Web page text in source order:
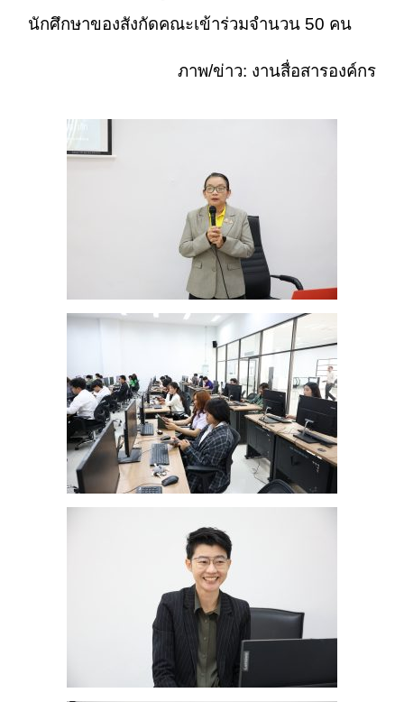
นักศึกษาของสังกัดคณะเข้าร่วมจำนวน 50 คน
ภาพ/ข่าว: งานสื่อสารองค์กร